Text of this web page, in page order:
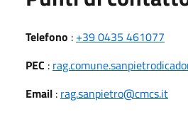
Telefono : +39 0435 461077
PEC :
Email : rag.sanpietro@cmcs.it